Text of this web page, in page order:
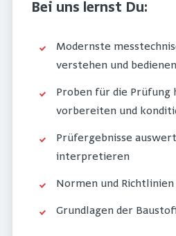
Bei uns lernst Du:
Modernste
verstehen und bedienen
Proben für die Prüfung
vorbereiten und
Prüfergebnisse
interpretieren
Normen und
Grundlagen der